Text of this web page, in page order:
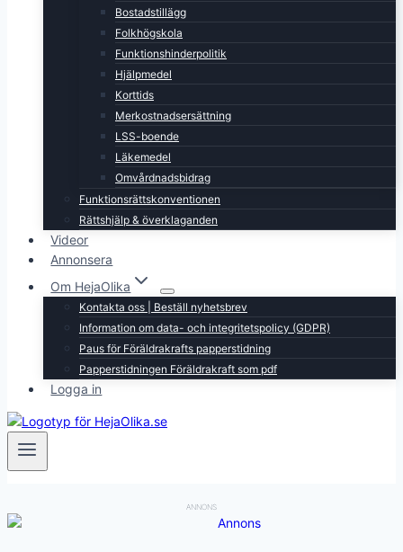
Bostadstillägg
Folkhögskola
Funktionshinderpolitik
Hjälpmedel
Korttids
Merkostnadsersättning
LSS-boende
Läkemedel
Omvårdnadsbidrag
Funktionsrättskonventionen
Rättshjälp & överklaganden
Videor
Annonsera
Om HejaOlika
Kontakta oss | Beställ nyhetsbrev
Information om data- och integritetspolicy (GDPR)
Paus för Föräldrakrafts papperstidning
Papperstidningen Föräldrakraft som pdf
Logga in
ANNONS